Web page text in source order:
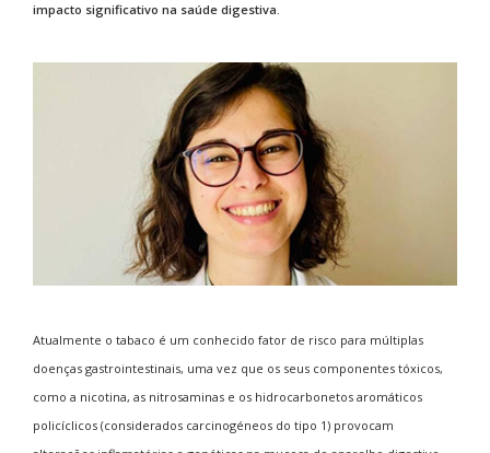
impacto significativo na saúde digestiva.
Atualmente o tabaco é um conhecido fator de risco para múltiplas
doenças gastrointestinais, uma vez que os seus componentes tóxicos,
como a nicotina, as nitrosaminas e os hidrocarbonetos aromáticos
policíclicos (considerados carcinogéneos do tipo 1) provocam